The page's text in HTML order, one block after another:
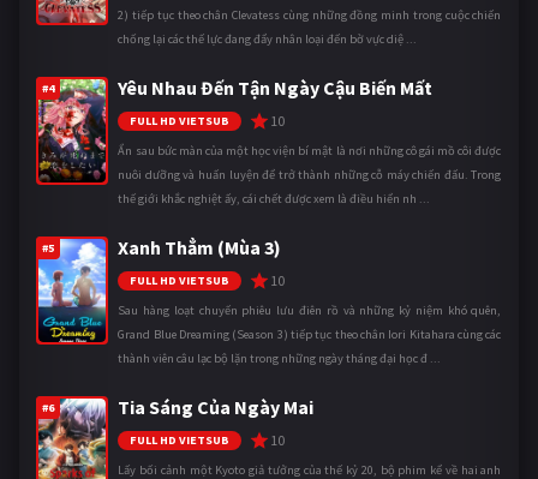
2) tiếp tục theo chân Clevatess cùng những đồng minh trong cuộc chiến
chống lại các thế lực đang đẩy nhân loại đến bờ vực diệ ...
#4 Yêu Nhau Đến Tận Ngày Cậu Biến Mất
FULL HD VIETSUB 10
Ẩn sau bức màn của một học viện bí mật là nơi những cô gái mồ côi được
nuôi dưỡng và huấn luyện để trở thành những cỗ máy chiến đấu. Trong
thế giới khắc nghiệt ấy, cái chết được xem là điều hiển nh ...
#5 Xanh Thẳm (Mùa 3)
FULL HD VIETSUB 10
Sau hàng loạt chuyến phiêu lưu điên rồ và những kỷ niệm khó quên,
Grand Blue Dreaming (Season 3) tiếp tục theo chân Iori Kitahara cùng các
thành viên câu lạc bộ lặn trong những ngày tháng đại học đ ...
#6 Tia Sáng Của Ngày Mai
FULL HD VIETSUB 10
Lấy bối cảnh một Kyoto giả tưởng của thế kỷ 20, bộ phim kể về hai anh